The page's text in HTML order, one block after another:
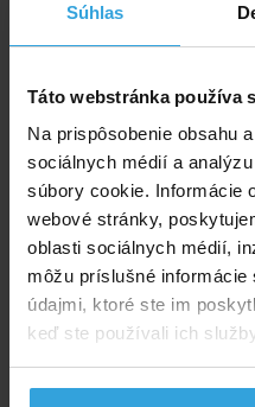
Súhlas
Táto webstránka používa
Na prispôsobenie obsahu
sociálnych médií a
súbory cookie. Informácie
webové stránky,
oblasti sociálnych médií,
môžu príslušné
údajmi, ktoré ste im
keď ste používali ich
Kód produktu:
Značka:
Dostupnost:Prodej
Spýtajte sa predavača
Podrobný popis